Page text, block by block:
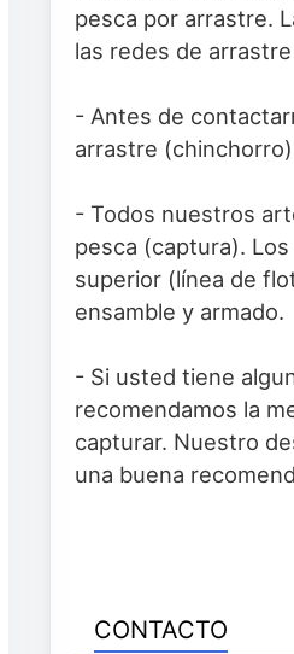
pesca por arrastre.
las redes de
- Antes de
arrastre
- Todos nuestros
pesca (captura).
superior (línea de
ensamble y armado.
- Si usted tiene
recomendamos la
capturar. Nuestro
una buena
CONTACTO